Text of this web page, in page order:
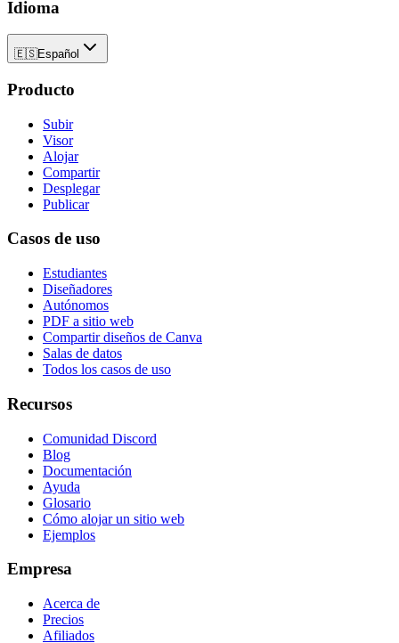
Idioma
🇪🇸Español
Producto
Subir
Visor
Alojar
Compartir
Desplegar
Publicar
Casos de uso
Estudiantes
Diseñadores
Autónomos
PDF a sitio web
Compartir diseños de Canva
Salas de datos
Todos los casos de uso
Recursos
Comunidad Discord
Blog
Documentación
Ayuda
Glosario
Cómo alojar un sitio web
Ejemplos
Empresa
Acerca de
Precios
Afiliados